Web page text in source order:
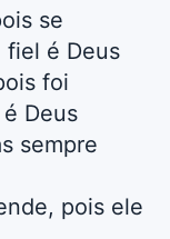
se
fiel é Deus
foi
Deus
sempre
pois ele